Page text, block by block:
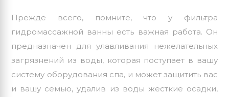
Прежде всего, помните, что у фильтра
гидромассажной ванны есть важная работа. Он
предназначен для улавливания нежелательных
загрязнений из воды, которая поступает в вашу
систему оборудования спа, и может защитить вас
и вашу семью, удалив из воды жесткие осадки,